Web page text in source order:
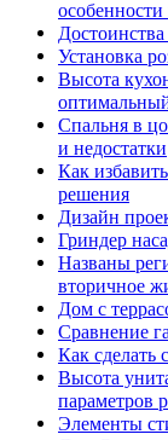
Установка
Высота
Спальня в
и недостатки
Как
решения
Дизайн
Гриндер
Названы
вторичное
Дом с
Сравнение
Как сделать
Высота
параметров
Элементы